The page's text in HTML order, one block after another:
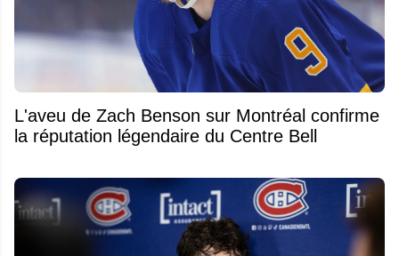
L'aveu de Zach Benson sur Montréal confirme
la réputation légendaire du Centre Bell